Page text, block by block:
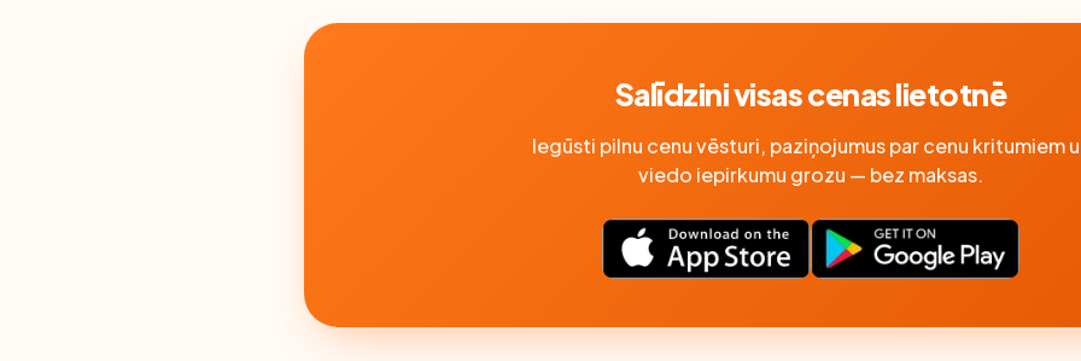
Salīdzini visas cenas lietotnē
Iegūsti pilnu cenu vēsturi, paziņojumus par cenu kritumiem
viedo iepirkumu grozu — bez maksas.